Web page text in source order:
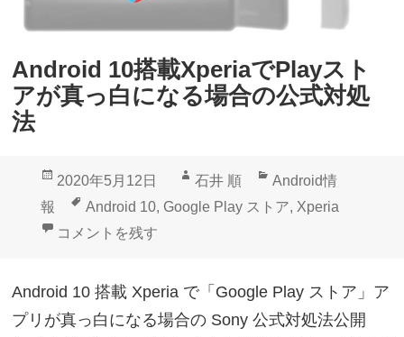
Android 10搭載XperiaでPlayスト
アが真っ白になる場合の公式対処
法
投
日:
2020年5月12日
作
成
石井 順
カ
テ
Android情
報
タ
グ
Android 10, Google Play ストア, Xperia
Android 10搭載XperiaでPlayストアが真っ白になる
コメントを残す
Android 10 搭載 Xperia で「Google Play ストア」ア
プリが真っ白になる場合の Sony 公式対処法公開